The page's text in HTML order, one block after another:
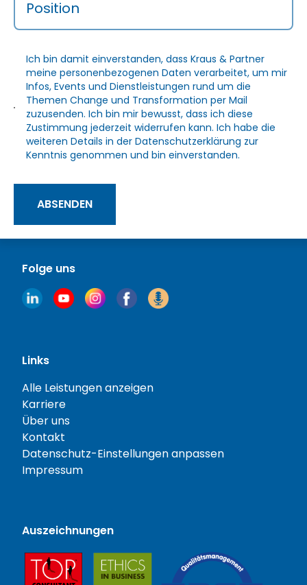
Folge uns
Links
Alle Leistungen anzeigen
Karriere
Über uns
Kontakt
Datenschutz-Einstellungen anpassen
Impressum
Auszeichnungen
Position
Ich bin damit einverstanden, dass Kraus & Partner
meine personenbezogenen Daten verarbeitet, um mir
Infos, Events und Dienstleistungen rund um die
Themen Change und Transformation per Mail
zuzusenden. Ich bin mir bewusst, dass ich diese
Zustimmung jederzeit widerrufen kann. Ich habe die
weiteren Details in derDatenschutzerklärung zur
Kenntnis genommen und bin einverstanden.
ABSENDEN